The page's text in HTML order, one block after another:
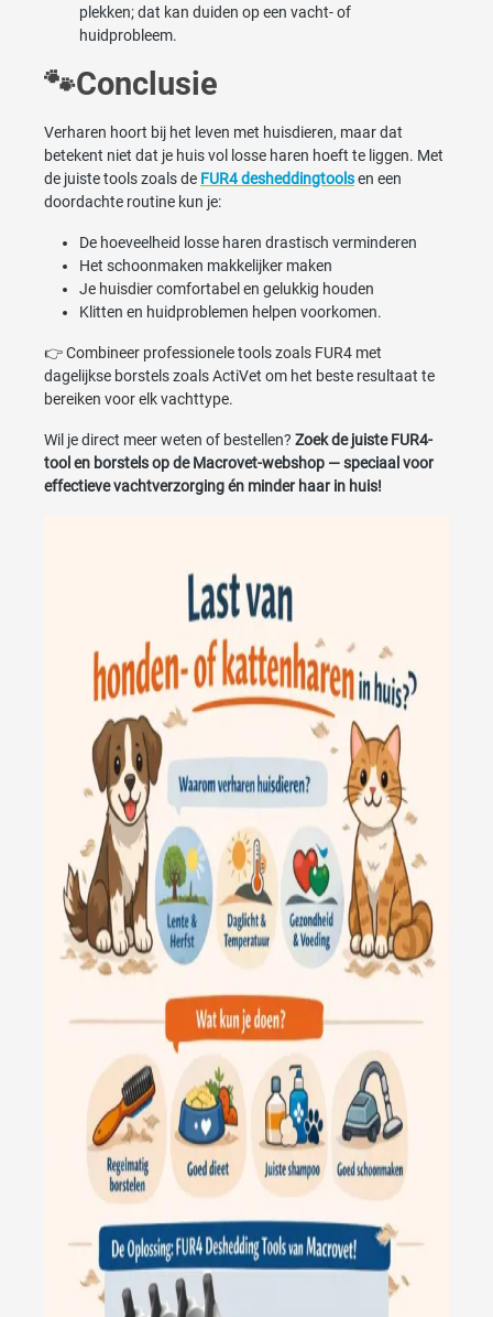
plekken; dat kan duiden op een vacht- of
huidprobleem.
🐾Conclusie
Verharen hoort bij het leven met huisdieren, maar dat
betekent niet dat je huis vol losse haren hoeft te liggen. Met
de juiste tools zoals de FUR4 desheddingtoolsen een
doordachte routine kun je:
De hoeveelheid losse haren drastisch verminderen
Het schoonmaken makkelijker maken
Je huisdier comfortabel en gelukkig houden
Klitten en huidproblemen helpen voorkomen.
👉 Combineer professionele tools zoals FUR4 met
dagelijkse borstels zoals ActiVet om het beste resultaat te
bereiken voor elk vachttype.
Wil je direct meer weten of bestellen? Zoek de juiste FUR4-
tool en borstels op de Macrovet-webshop — speciaal voor
effectieve vachtverzorging én minder haar in huis!